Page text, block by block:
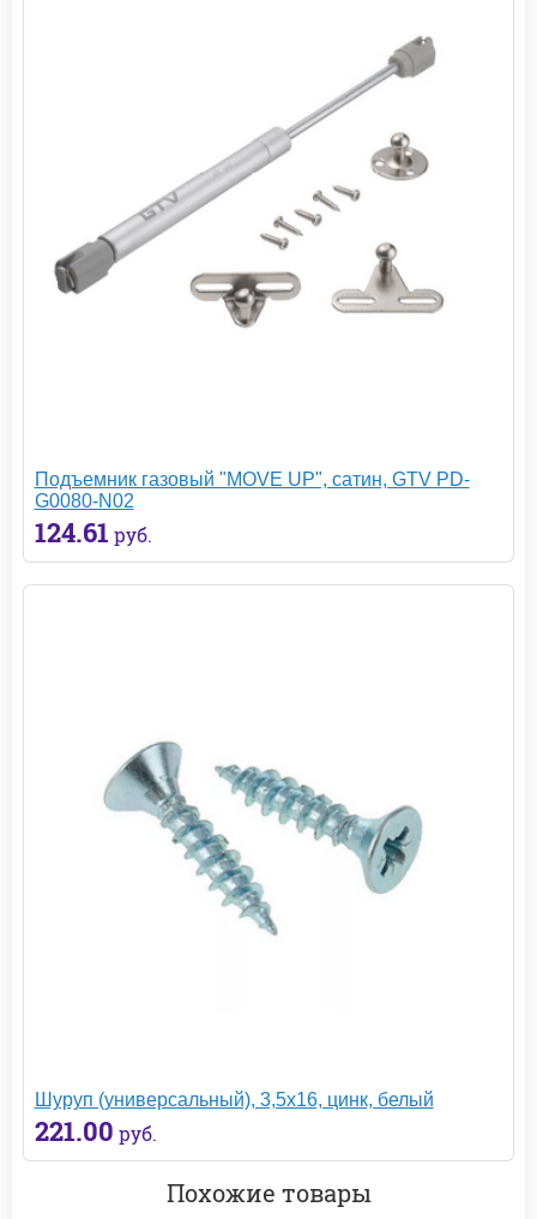
Подъемник газовый "MOVE UP", сатин, GTV PD-
G0080-N02
124.61 руб.
Шуруп (универсальный), 3,5х16, цинк, белый
221.00 руб.
Похожие товары